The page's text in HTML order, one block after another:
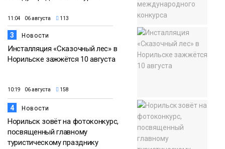
11:04 06 августа 113
3 Новости
Инсталляция «Сказочный лес» в
Норильске зажжётся 10 августа
10:19 06 августа 158
4 Новости
Норильск зовёт на фотоконкурс,
посвященный главному
туристическому празднику